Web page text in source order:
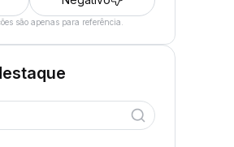
são apenas para referência.